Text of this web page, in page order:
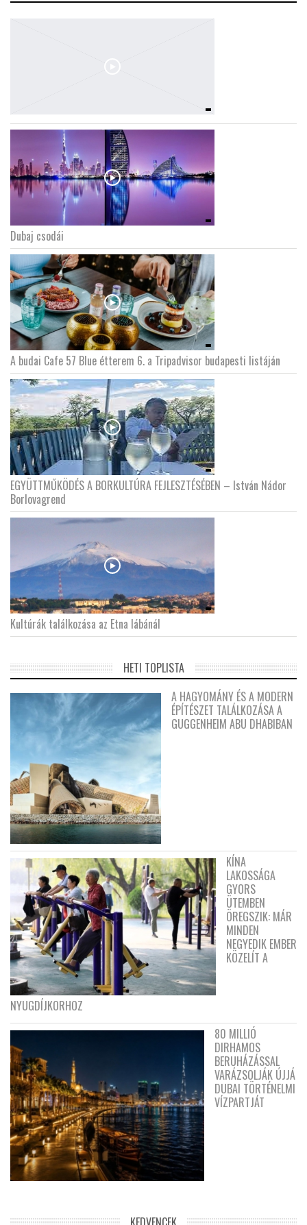
Dubaj csodái
A budai Cafe 57 Blue étterem 6. a Tripadvisor budapesti listáján
EGYÜTTMŰKÖDÉS A BORKULTÚRA FEJLESZTÉSÉBEN – István Nádor
Borlovagrend
Kultúrák találkozása az Etna lábánál
HETI TOPLISTA
A HAGYOMÁNY ÉS A MODERN
ÉPÍTÉSZET TALÁLKOZÁSA A
GUGGENHEIM ABU DHABIBAN
KÍNA
LAKOSSÁGA
GYORS
ÜTEMBEN
ÖREGSZIK: MÁR
MINDEN
NEGYEDIK EMBER
KÖZELÍT A
NYUGDÍJKORHOZ
80 MILLIÓ
DIRHAMOS
BERUHÁZÁSSAL
VARÁZSOLJÁK ÚJJÁ
DUBAI TÖRTÉNELMI
VÍZPARTJÁT